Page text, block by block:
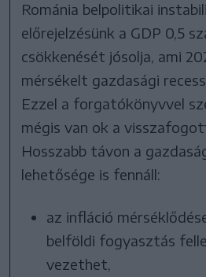
Románia belpolitikai
előrejelzésünk a GDP 0,5
csökkenését jósolja, ami
mérsékelt gazdasági
Ezzel a forgatókönyvvel
mégis van ok a
Hosszabb távon a
lehetősége is fennáll:
az infláció
belföldi fogyasztás
vezethet,